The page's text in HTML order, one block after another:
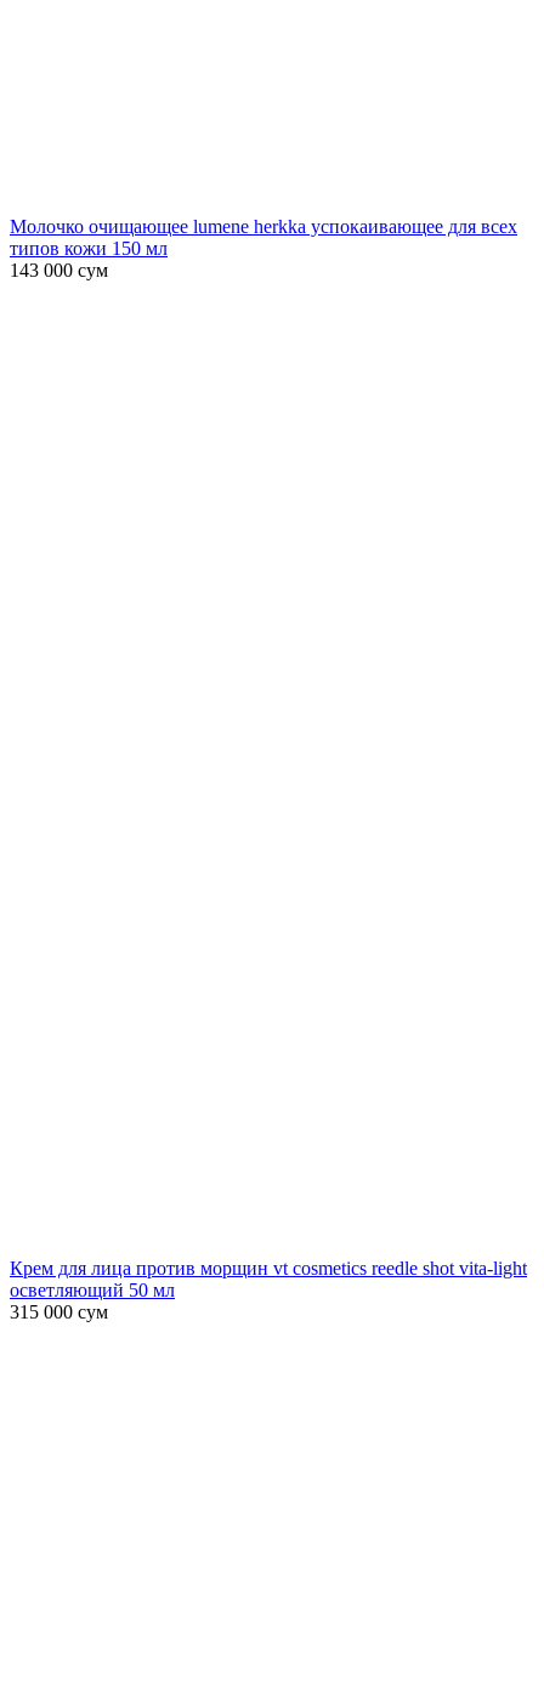
Молочко очищающее lumene herkka успокаивающее для всех
типов кожи 150 мл
143 000 сум
Крем для лица против морщин vt cosmetics reedle shot vita-light
осветляющий 50 мл
315 000 сум